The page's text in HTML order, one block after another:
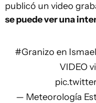
publicó un video
se puede ver una
#Granizo en
VIDEO
— Meteorología